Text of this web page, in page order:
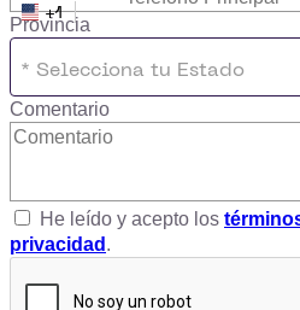
+1
Provincia
* Selecciona tu Estado
Comentario
He leído y acepto los
privacidad .